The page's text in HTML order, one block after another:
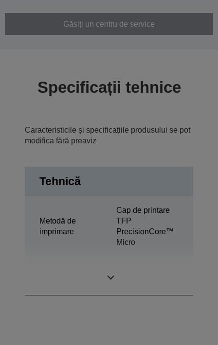
Găsiți un centru de service
Specificații tehnice
Caracteristicile și specificațiile produsului se pot
modifica fără preaviz
Tehnică
Metodă de
imprimare
Cap de printare
TFP
PrecisionCore™
Micro